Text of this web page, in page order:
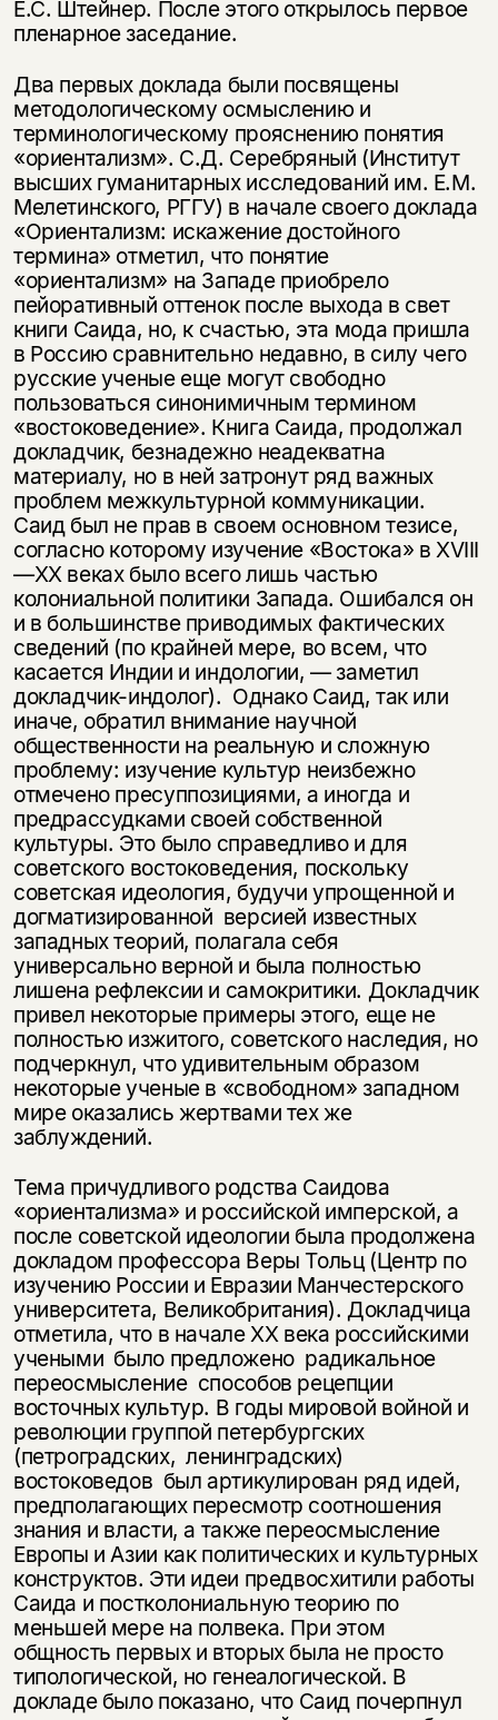
Е.С. Штейнер. После этого открылось первое
пленарное заседание.
Два первых доклада были посвящены
методологическому осмыслению и
терминологическому прояснению понятия
«ориентализм». С.Д. Серебряный (Институт
высших гуманитарных исследований им. Е.М.
Мелетинского, РГГУ) в начале своего доклада
«Ориентализм: искажение достойного
термина» отметил, что понятие
«ориентализм» на Западе приобрело
пейоративный оттенок после выхода в свет
книги Саида, но, к счастью, эта мода пришла
в Россию сравнительно недавно, в силу чего
русские ученые еще могут свободно
пользоваться синонимичным термином
«востоковедение». Книга Саида, продолжал
докладчик, безнадежно неадекватна
материалу, но в ней затронут ряд важных
проблем межкультурной коммуникации.
Саид был не прав в своем основном тезисе,
согласно которому изучение «Востока» в XVIII
—XX веках было всего лишь частью
колониальной политики Запада. Ошибался он
и в большинстве приводимых фактических
сведений (по крайней мере, во всем, что
касается Индии и индологии, — заметил
докладчик-индолог). Однако Саид, так или
иначе, обратил внимание научной
общественности на реальную и сложную
проблему: изучение культур неизбежно
отмечено пресуппозициями, а иногда и
предрассудками своей собственной
культуры. Это было справедливо и для
советского востоковедения, поскольку
советская идеология, будучи упрощенной и
догматизированной версией известных
западных теорий, полагала себя
универсально верной и была полностью
лишена рефлексии и самокритики. Докладчик
привел некоторые примеры этого, еще не
полностью изжитого, советского наследия, но
подчеркнул, что удивительным образом
некоторые ученые в «свободном» западном
мире оказались жертвами тех же
заблуждений.
Тема причудливого родства Саидова
«ориентализма» и российской имперской, а
после советской идеологии была продолжена
докладом профессора Веры Тольц (Центр по
изучению России и Евразии Манчестерского
университета, Великобритания). Докладчица
отметила, что в начале ХХ века российскими
учеными было предложено радикальное
переосмысление способов рецепции
восточных культур. В годы мировой войной и
революции группой петербургских
(петроградских, ленинградских)
востоковедов был артикулирован ряд идей,
предполагающих пересмотр соотношения
знания и власти, а также переосмысление
Европы и Азии как политических и культурных
конструктов. Эти идеи предвосхитили работы
Саида и постколониальную теорию по
меньшей мере на полвека. При этом
общность первых и вторых была не просто
типологической, но генеалогической. В
докладе было показано, что Саид почерпнул
Подписка на рассылку
Раз в неделю мы отправляем рассылку
о книгах и событиях «НЛО».
За подписку дарим промокод на
Я соглашаюсь сПолитикой конфиденциальности
подписаться
Этой книги временно
нет в продаже.
Вы можете подписаться на
уведомления, и при поступлении книги
на склад получить письмо на указанный
электронный адрес.
Я соглашаюсь сПолитикой конфиденциальности
подписаться
не предназначена для
несовершеннолетних
Скажите, пожалуйста,
вам уже исполнилось 18 лет?
да
нет, вернуться назад